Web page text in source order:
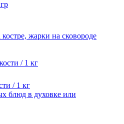
жарки на сковороде
/ 1 кг
блюд в духовке или